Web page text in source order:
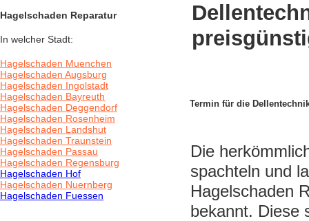
Hagelschaden Reparatur
In welcher Stadt:
Hagelschaden Muenchen
Hagelschaden Augsburg
Hagelschaden Ingolstadt
Hagelschaden Bayreuth
Hagelschaden Deggendorf
Hagelschaden Rosenheim
Hagelschaden Landshut
Hagelschaden Traunstein
Hagelschaden Passau
Hagelschaden Regensburg
Hagelschaden Hof
Hagelschaden Nuernberg
Hagelschaden Fuessen
Termin für die
Die
spachteln und
Hagelschaden
bekannt. Diese